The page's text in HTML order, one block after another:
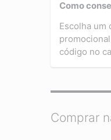
Como
Escolha um
código no
Comprar